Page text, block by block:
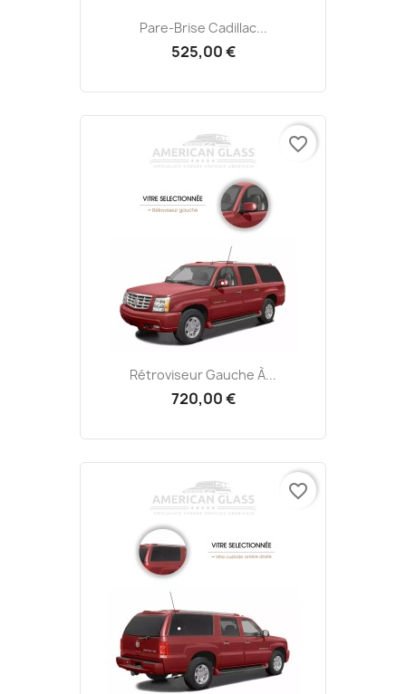
Pare-Brise Cadillac...
525,00 €
Rétroviseur Gauche À...
720,00 €
favorite_border
favorite_border